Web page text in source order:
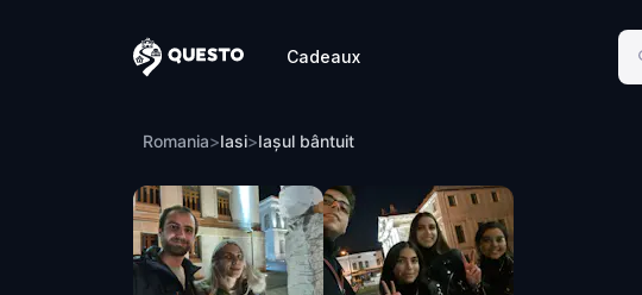
Questo
Cadeaux
Iașul bântuit
Romania>Iasi>Iașul bântuit